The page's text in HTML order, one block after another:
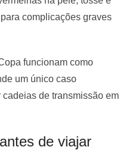
complicações graves
funcionam como
um único caso
de transmissão em
de viajar